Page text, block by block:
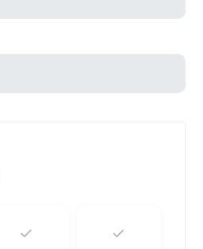
✓ ✓